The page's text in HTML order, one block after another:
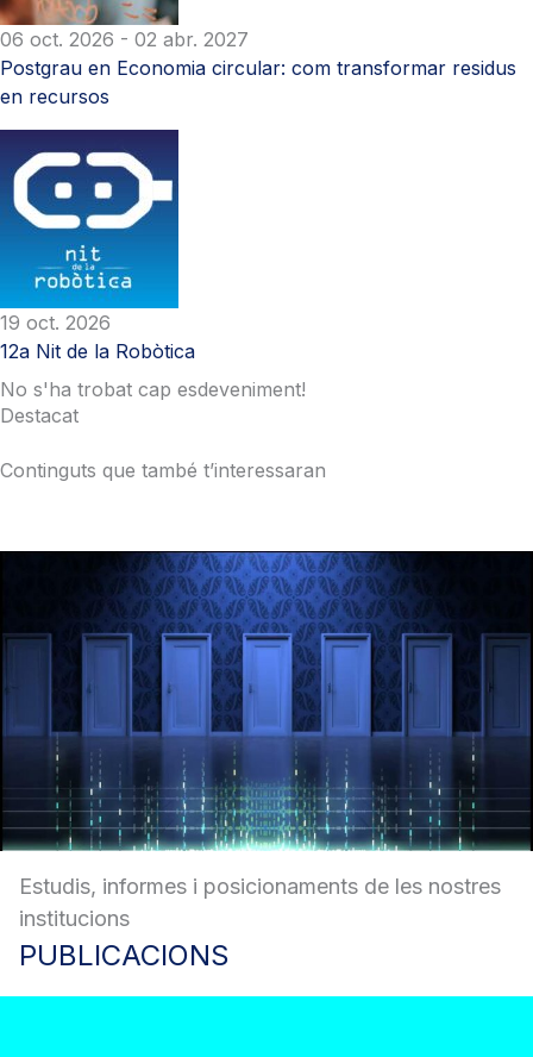
06 oct. 2026 - 02 abr. 2027
Postgrau en Economia circular: com transformar residus
en recursos
19 oct. 2026
12a Nit de la Robòtica
No s'ha trobat cap esdeveniment!
Destacat
Continguts que també t’interessaran
Estudis, informes i posicionaments de les nostres
institucions
PUBLICACIONS